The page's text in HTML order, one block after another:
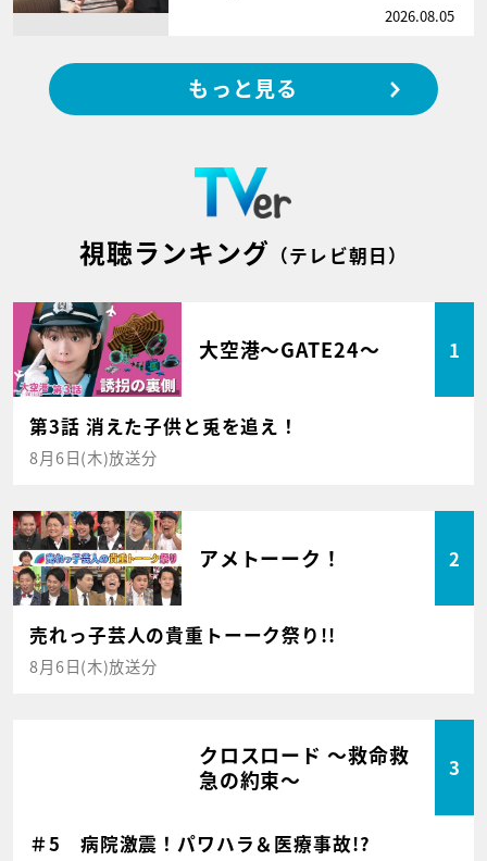
2026.08.05
もっと見る
視聴ランキング （テレビ朝日）
大空港～GATE24～ 1
第3話 消えた子供と兎を追え！
8月6日(木)放送分
アメトーーク！ 2
売れっ子芸人の貴重トーーク祭り!!
8月6日(木)放送分
クロスロード ～救命救
急の約束～
3
＃5 病院激震！パワハラ＆医療事故!?